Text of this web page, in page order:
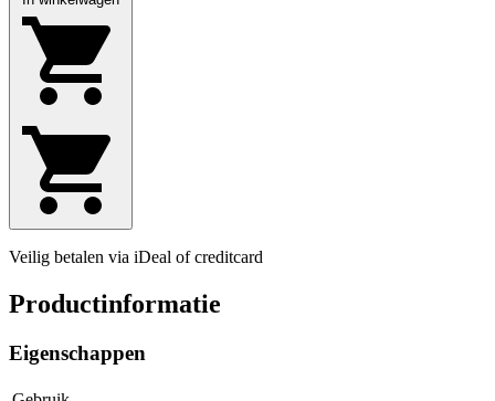
Veilig betalen via iDeal of creditcard
Productinformatie
Eigenschappen